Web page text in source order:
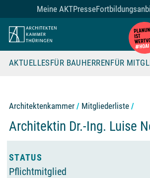
Zum Seiteninhalt
AKTUELLESFÜR BAUHERRENFÜR
Meine AKTPresse
Architektenkammer Mitgliederliste
Architektin Dr.-Ing. Luise
Offizielle Angaben der
STATUS
Pflichtmitglied